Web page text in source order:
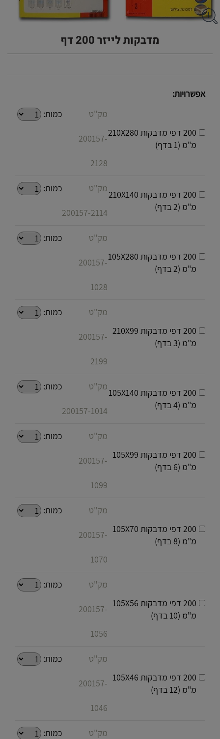
מדבקות לייזר 200 דף
אפשרויות:
200 דפי מדבקות 210X280
מ"מ (1 בדף)
מק"ט
200157-
2128
כמות:
200 דפי מדבקות 210X140
מ"מ (2 בדף)
מק"ט
200157-2114
כמות:
200 דפי מדבקות 105X280
מ"מ (2 בדף)
מק"ט
200157-
1028
כמות:
200 דפי מדבקות 210X99
מ"מ (3 בדף)
מק"ט
200157-
2199
כמות:
200 דפי מדבקות 105X140
מ"מ (4 בדף)
מק"ט
200157-1014
כמות:
200 דפי מדבקות 105X99
מ"מ (6 בדף)
מק"ט
200157-
1099
כמות:
200 דפי מדבקות 105X70
מ"מ (8 בדף)
מק"ט
200157-
1070
כמות:
200 דפי מדבקות 105X56
מ"מ (10 בדף)
מק"ט
200157-
1056
כמות:
200 דפי מדבקות 105X46
מ"מ (12 בדף)
מק"ט
200157-
1046
כמות:
מק"ט כמות: